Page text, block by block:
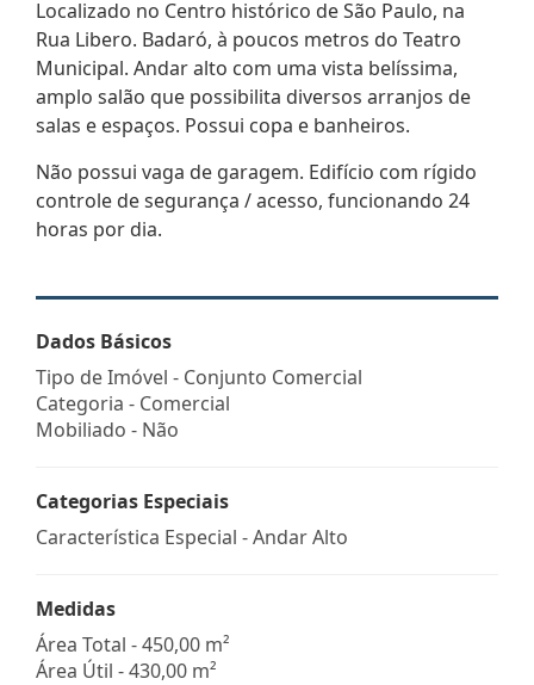
Localizado no Centro histórico de São Paulo, na
Rua Libero. Badaró, à poucos metros do Teatro
Municipal. Andar alto com uma vista belíssima,
amplo salão que possibilita diversos arranjos de
salas e espaços. Possui copa e banheiros.
Não possui vaga de garagem. Edifício com rígido
controle de segurança / acesso, funcionando 24
horas por dia.
Dados Básicos
Tipo de Imóvel - Conjunto Comercial
Categoria - Comercial
Mobiliado - Não
Categorias Especiais
Característica Especial - Andar Alto
Medidas
Área Total - 450,00 m²
Área Útil - 430,00 m²